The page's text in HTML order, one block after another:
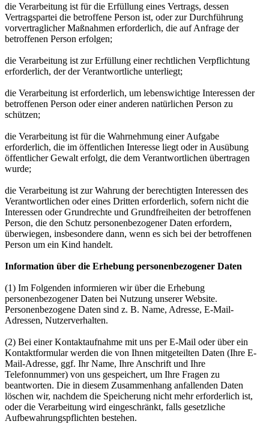
die Verarbeitung ist für die Erfüllung eines Vertrags, dessen
Vertragspartei die betroffene Person ist, oder zur Durchführung
vorvertraglicher Maßnahmen erforderlich, die auf Anfrage der
betroffenen Person erfolgen;
die Verarbeitung ist zur Erfüllung einer rechtlichen Verpflichtung
erforderlich, der der Verantwortliche unterliegt;
die Verarbeitung ist erforderlich, um lebenswichtige Interessen der
betroffenen Person oder einer anderen natürlichen Person zu
schützen;
die Verarbeitung ist für die Wahrnehmung einer Aufgabe
erforderlich, die im öffentlichen Interesse liegt oder in Ausübung
öffentlicher Gewalt erfolgt, die dem Verantwortlichen übertragen
wurde;
die Verarbeitung ist zur Wahrung der berechtigten Interessen des
Verantwortlichen oder eines Dritten erforderlich, sofern nicht die
Interessen oder Grundrechte und Grundfreiheiten der betroffenen
Person, die den Schutz personenbezogener Daten erfordern,
überwiegen, insbesondere dann, wenn es sich bei der betroffenen
Person um ein Kind handelt.
Information über die Erhebung personenbezogener Daten
(1) Im Folgenden informieren wir über die Erhebung
personenbezogener Daten bei Nutzung unserer Website.
Personenbezogene Daten sind z. B. Name, Adresse, E-Mail-
Adressen, Nutzerverhalten.
(2) Bei einer Kontaktaufnahme mit uns per E-Mail oder über ein
Kontaktformular werden die von Ihnen mitgeteilten Daten (Ihre E-
Mail-Adresse, ggf. Ihr Name, Ihre Anschrift und Ihre
Telefonnummer) von uns gespeichert, um Ihre Fragen zu
beantworten. Die in diesem Zusammenhang anfallenden Daten
löschen wir, nachdem die Speicherung nicht mehr erforderlich ist,
oder die Verarbeitung wird eingeschränkt, falls gesetzliche
Aufbewahrungspflichten bestehen.